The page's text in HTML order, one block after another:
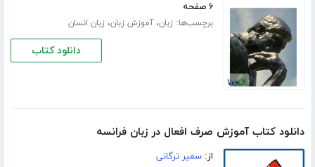
۶ صفحه
برچسب‌ها: زبان،آموزش زبان، زبان انسان
دانلود کتاب
دانلود کتاب آموزش صرف افعال در زبان فرانسه
از:سمیر ترگانی